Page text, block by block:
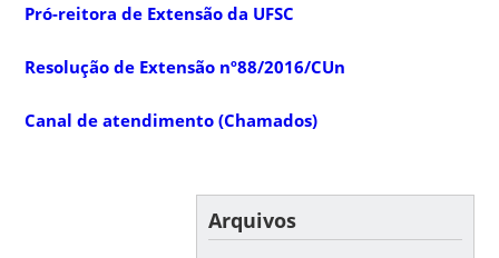
Pró-reitora de Extensão da UFSC
Resolução de Extensão nº88/2016/CUn
Canal de atendimento (Chamados)
Arquivos